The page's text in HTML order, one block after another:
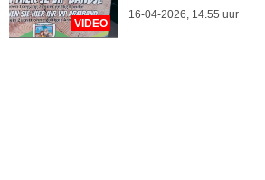
VIDEO
16-04-2026, 14.55 uur